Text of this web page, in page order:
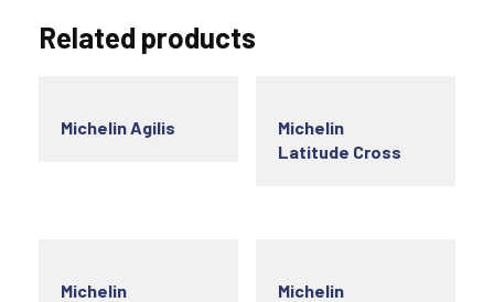
Related products
Michelin Agilis
Michelin
Latitude Cross
Michelin
Michelin